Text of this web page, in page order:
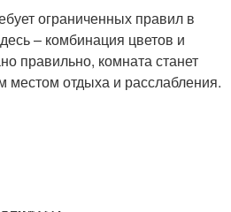
ограниченных правил в
– комбинация цветов и
правильно, комната станет
отдыха и расслабления.